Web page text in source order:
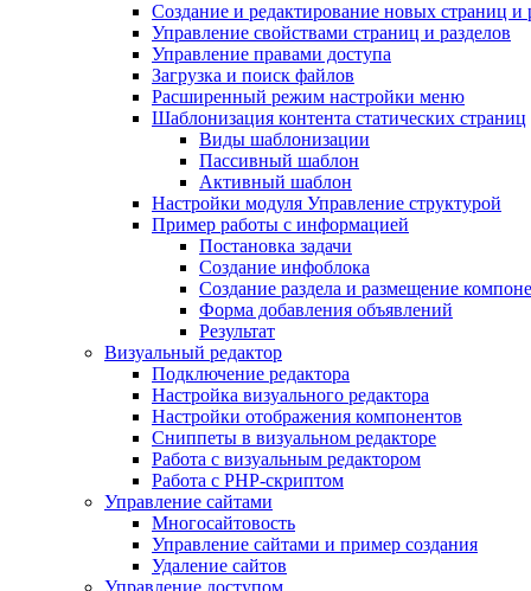
Создание и редактирование новых страниц и
Управление свойствами страниц и разделов
Управление правами доступа
Загрузка и поиск файлов
Расширенный режим настройки меню
Шаблонизация контента статических страниц
Виды шаблонизации
Пассивный шаблон
Активный шаблон
Настройки модуля Управление структурой
Пример работы с информацией
Постановка задачи
Создание инфоблока
Создание раздела и размещение
Форма добавления объявлений
Результат
Визуальный редактор
Подключение редактора
Настройка визуального редактора
Настройки отображения компонентов
Сниппеты в визуальном редакторе
Работа с визуальным редактором
Работа с PHP-скриптом
Управление сайтами
Многосайтовость
Управление сайтами и пример создания
Удаление сайтов
Управление доступом